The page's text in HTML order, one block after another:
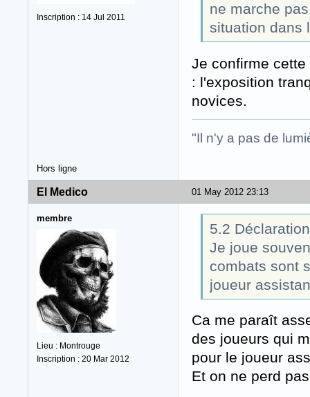
Inscription : 14 Jul 2011
ne marche
situation dans
Je confirme
: l'exposition
novices.
"Il n'y a pas de
Hors ligne
01 May 2012 23:13
El Medico
membre
Lieu : Montrouge
Inscription : 20 Mar 2012
5.2
Je joue
combats sont
joueur
Ca me paraît
des joueurs qui
pour le joueur
Et on ne perd